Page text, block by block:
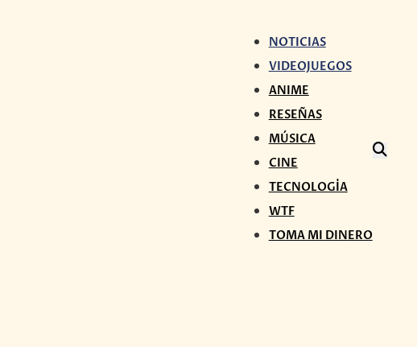
NOTICIAS
VIDEOJUEGOS
ANIME
RESEÑAS
MÚSICA
CINE
TECNOLOGÍA
WTF
TOMA MI DINERO